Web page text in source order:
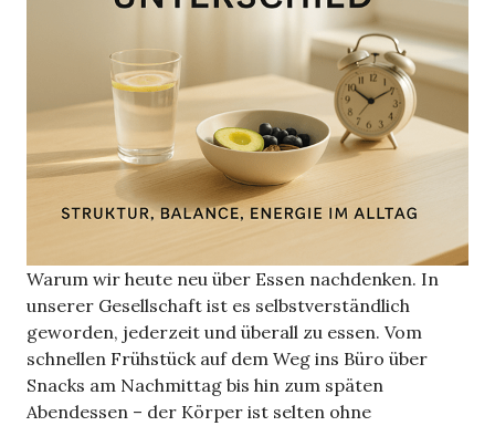
Warum wir heute neu über Essen nachdenken. In
unserer Gesellschaft ist es selbstverständlich
geworden, jederzeit und überall zu essen. Vom
schnellen Frühstück auf dem Weg ins Büro über
Snacks am Nachmittag bis hin zum späten
Abendessen – der Körper ist selten ohne